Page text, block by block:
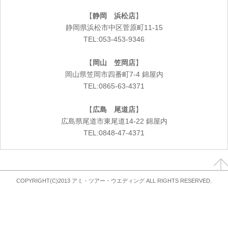
【静岡 浜松店】
静岡県浜松市中区菅原町11-15
TEL:053-453-9346
【 岡山 笠岡店】
岡山県笠岡市四番町7-4 錦屋内
TEL:0865-63-4371
【広島 尾道店】
広島県尾道市東尾道14-22 錦屋内
TEL:0848-47-4371
COPYRIGHT(C)2013 アミ・ツアー・ウエディング ALL RIGHTS RESERVED.